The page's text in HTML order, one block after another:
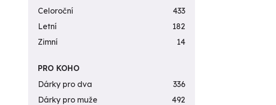
Celoroční
433
Letní
182
Zimní
14
PRO KOHO
Dárky pro dva
336
Dárky pro muže
492